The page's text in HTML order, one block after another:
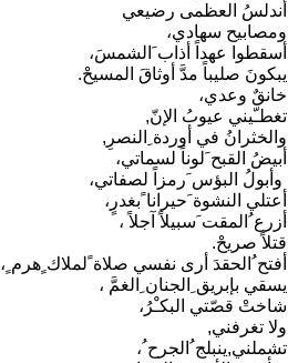
أندلسُ العظمى رضيعي
ومصابيح سهادي،
أسقطوا عهداً أذاب َالشمسَ،
يبكونَ صليباً مدَّ أوثاقَ المسيحْ.
خانقٌ وعدي،
تغطـّيني عيوبُ الإنّ,
والخثرانُ في أوردة ِالنصرِ,
أبيضُ القبح َلوناً لسماتي،
وأبولُ البؤس َرمزاً لصفاتي،
أعتلي النشوة َحيرانا ًبغدرٍ،
أزرع ُالمقت َسبيلاً آجلاً ،
قتلاً صريحْ.
أفتح ُالحقدَ أرى نفسي صلاة ًلملاك ٍهرم ٍ،
يسقي بإبريق ِالجنان ِالغمَّ ،
شاختْ قصّتي البكـْرُ،
ولا تغرفني,
تشملني,ينبلج ُالجرح ُ،